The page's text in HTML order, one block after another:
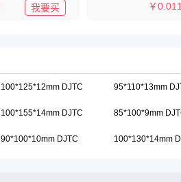
我要买 ￥
100*125*12mm DJTC 95*110*13mm
100*155*14mm DJTC 85*100*9mm
90*100*10mm DJTC 100*130*14mm